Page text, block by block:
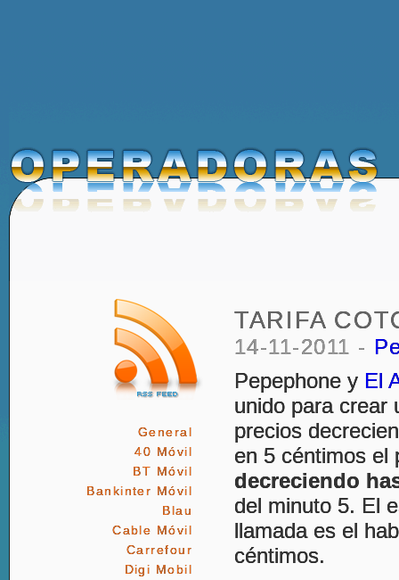
General
40 Móvil
BT Móvil
Bankinter Móvil
Blau
Cable Móvil
Carrefour
Digi Mobil
TARIFA
14-11-2011 -
Pepephone y El
unido para crear
precios
en 5 céntimos
decreciendo
del minuto 5. El
llamada es el
céntimos.